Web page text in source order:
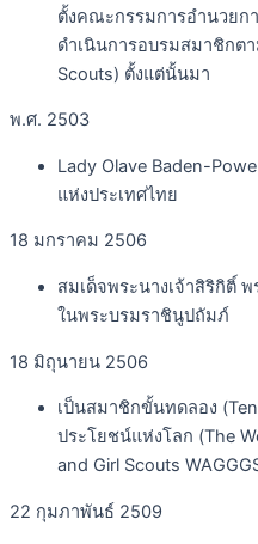
ตั้งคณะกรรมการอำนวยก
ดำเนินการอบรมสมาชิกต
Scouts) ตั้งแต่นั้นมา
พ.ศ. 2503
Lady Olave Baden-
แห่งประเทศไทย
18 มกราคม 2506
สมเด็จพระนางเจ้าสิริกิติ์
ในพระบรมราชินูปถัมภ์
18 มิถุนายน 2506
เป็นสมาชิกขั้นทดลอง
ประโยชน์แห่งโลก (The
and Girl Scouts
22 กุมภาพันธ์ 2509